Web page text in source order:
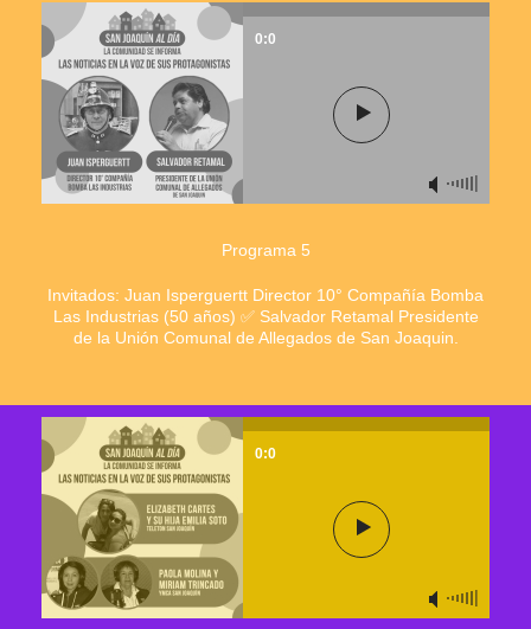
0:0
Programa 5
Invitados: Juan Isperguertt Director 10° Compañía Bomba
Las Industrias (50 años) ✅ Salvador Retamal Presidente
de la Unión Comunal de Allegados de San Joaquin.
0:0